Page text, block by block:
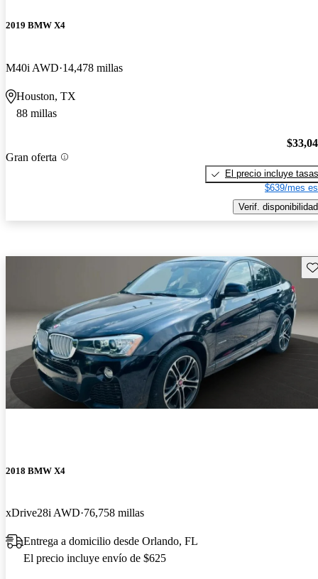
2019 BMW X4
M40i AWD 14,478 millas
Houston, TX
88 millas
Gran oferta
El precio incluye tasas
$639/mes
Verif. disponibilidad
2018 BMW X4
xDrive28i AWD 76,758 millas
Entrega a domicilio desde Orlando, FL
El precio incluye envío de $625